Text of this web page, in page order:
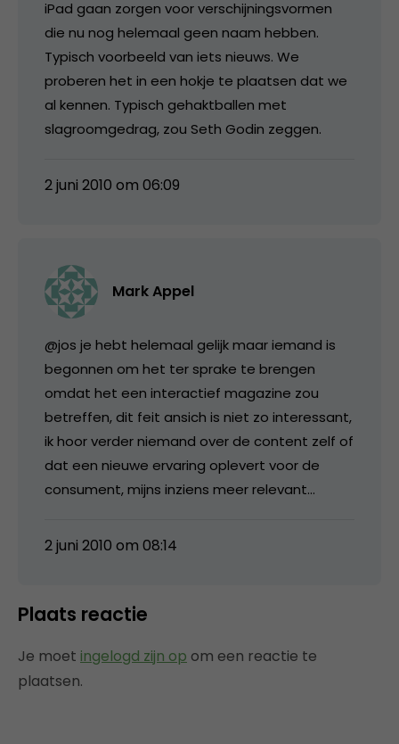
iPad gaan zorgen voor verschijningsvormen
die nu nog helemaal geen naam hebben.
Typisch voorbeeld van iets nieuws. We
proberen het in een hokje te plaatsen dat we
al kennen. Typisch gehaktballen met
slagroomgedrag, zou Seth Godin zeggen.
2 juni 2010 om 06:09
Mark Appel
@jos je hebt helemaal gelijk maar iemand is
begonnen om het ter sprake te brengen
omdat het een interactief magazine zou
betreffen, dit feit ansich is niet zo interessant,
ik hoor verder niemand over de content zelf of
dat een nieuwe ervaring oplevert voor de
consument, mijns inziens meer relevant…
2 juni 2010 om 08:14
Plaats reactie
Je moet ingelogd zijn op om een reactie te
plaatsen.